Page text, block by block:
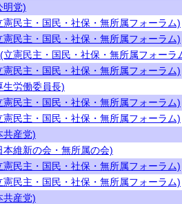
明党)
憲民主・国民・社保・無所属フォーラム)
憲民主・国民・社保・無所属フォーラム)
立憲民主・国民・社保・無所属フォーラ
憲民主・国民・社保・無所属フォーラム)
生労働委員長)
憲民主・国民・社保・無所属フォーラム)
憲民主・国民・社保・無所属フォーラム)
共産党)
本維新の会・無所属の会)
憲民主・国民・社保・無所属フォーラム)
憲民主・国民・社保・無所属フォーラム)
共産党)